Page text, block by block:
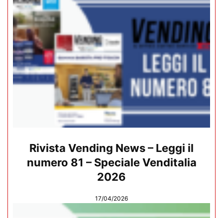
Rivista Vending News – Leggi il
numero 81 – Speciale Venditalia
2026
17/04/2026